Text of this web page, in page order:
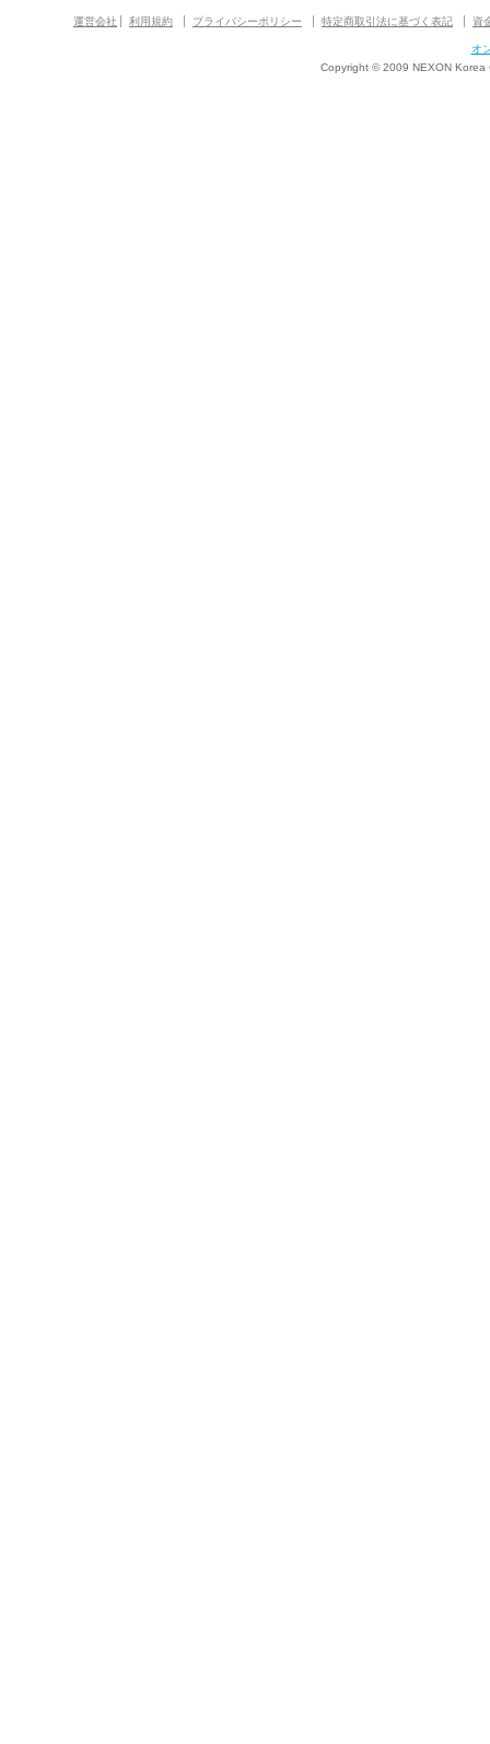
運営会社 利用規約 プライバシーポリシー 特定商取引法に基づく表記 資
オ
Copyright © 2009 NEXON Korea